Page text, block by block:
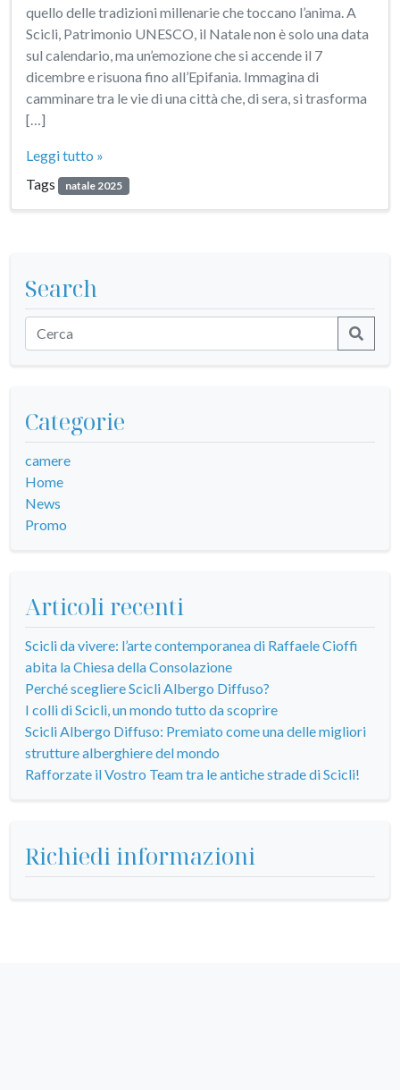
quello delle tradizioni millenarie che toccano l’anima. A
Scicli, Patrimonio UNESCO, il Natale non è solo una data
sul calendario, ma un’emozione che si accende il 7
dicembre e risuona fino all’Epifania. Immagina di
camminare tra le vie di una città che, di sera, si trasforma
[…]
Leggi tutto »
Tags
natale 2025
Search
Categorie
camere
Home
News
Promo
Articoli recenti
Scicli da vivere: l’arte contemporanea di Raffaele Cioffi
abita la Chiesa della Consolazione
Perché scegliere Scicli Albergo Diffuso?
I colli di Scicli, un mondo tutto da scoprire
Scicli Albergo Diffuso: Premiato come una delle migliori
strutture alberghiere del mondo
Rafforzate il Vostro Team tra le antiche strade di Scicli!
Richiedi informazioni